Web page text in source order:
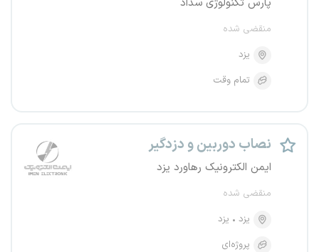
منقضی شده
یزد
تمام وقت
نصاب دوربین و دزدگیر
ایمن الکترونیک رهاورد یزد
منقضی شده
یزد
یزد
پروژه‌ای